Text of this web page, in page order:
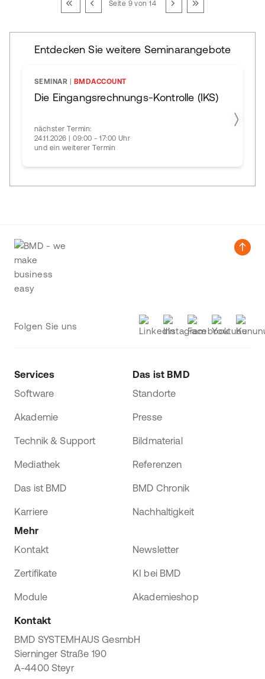
Seite 9 von 14
Entdecken Sie weitere Seminarangebote
SEMINAR BMDACCOUNT
Die Eingangsrechnungs-Kontrolle (IKS)
nächster Termin:
24.11.2026 | 09:00 - 17:00 Uhr
und ein weiterer Termin
Folgen Sie uns
Services
Software
Akademie
Technik & Support
Mediathek
Das ist BMD
Karriere
Das ist BMD
Standorte
Presse
Bildmaterial
Referenzen
BMD Chronik
Nachhaltigkeit
Mehr
Kontakt
Newsletter
Zertifikate KI bei BMD
Module Akademieshop
Kontakt
BMD SYSTEMHAUS GesmbH
Sierninger Straße 190
A-4400 Steyr